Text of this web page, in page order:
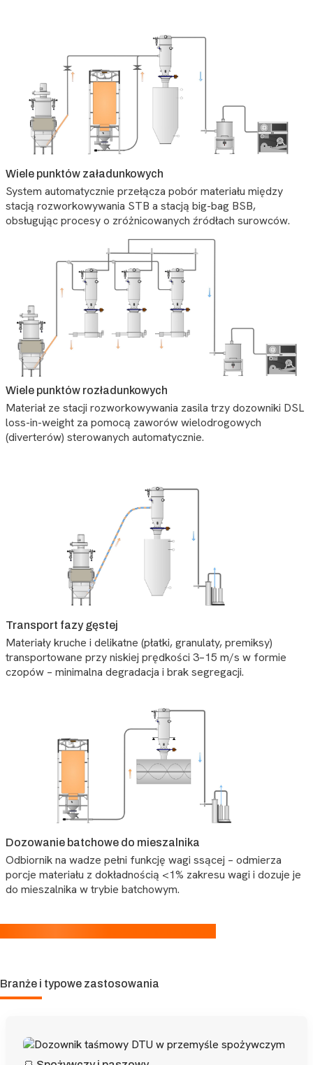
Wiele punktów załadunkowych
System automatycznie przełącza pobór materiału między
stacją rozworkowywania STB a stacją big-bag BSB,
obsługując procesy o zróżnicowanych źródłach surowców.
Wiele punktów rozładunkowych
Materiał ze stacji rozworkowywania zasila trzy dozowniki DSL
loss-in-weight za pomocą zaworów wielodrogowych
(diverterów) sterowanych automatycznie.
Transport fazy gęstej
Materiały kruche i delikatne (płatki, granulaty, premiksy)
transportowane przy niskiej prędkości 3–15 m/s w formie
czopów – minimalna degradacja i brak segregacji.
Dozowanie batchowe do mieszalnika
Odbiornik na wadze pełni funkcję wagi ssącej – odmierza
porcje materiału z dokładnością <1% zakresu wagi i dozuje je
do mieszalnika w trybie batchowym.
Branże i typowe zastosowania